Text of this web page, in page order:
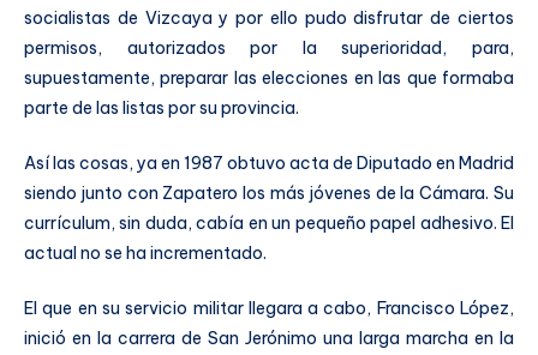
socialistas de Vizcaya y por ello pudo disfrutar de ciertos
permisos, autorizados por la superioridad, para,
supuestamente, preparar las elecciones en las que formaba
parte de las listas por su provincia.
Así las cosas, ya en 1987 obtuvo acta de Diputado en Madrid
siendo junto con Zapatero los más jóvenes de la Cámara. Su
currículum, sin duda, cabía en un pequeño papel adhesivo. El
actual no se ha incrementado.
El que en su servicio militar llegara a cabo, Francisco López,
inició en la carrera de San Jerónimo una larga marcha en la